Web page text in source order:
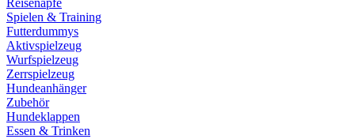
Spielen & Training
Futterdummys
Aktivspielzeug
Wurfspielzeug
Zerrspielzeug
Hundeanhänger
Zubehör
Hundeklappen
Essen & Trinken